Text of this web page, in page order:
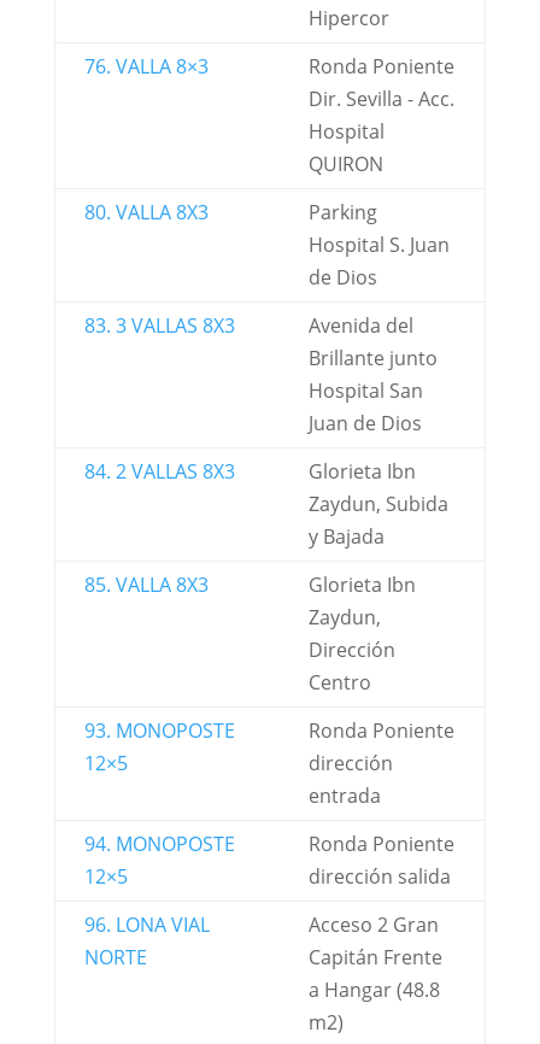
Hipercor
76. VALLA 8×3
Ronda Poniente
Dir. Sevilla - Acc.
Hospital
QUIRON
80. VALLA 8X3
Parking
Hospital S. Juan
de Dios
83. 3 VALLAS 8X3
Avenida del
Brillante junto
Hospital San
Juan de Dios
84. 2 VALLAS 8X3
Glorieta Ibn
Zaydun, Subida
y Bajada
85. VALLA 8X3
Glorieta Ibn
Zaydun,
Dirección
Centro
93. MONOPOSTE
12×5
Ronda Poniente
dirección
entrada
94. MONOPOSTE
12×5
Ronda Poniente
dirección salida
96. LONA VIAL
NORTE
Acceso 2 Gran
Capitán Frente
a Hangar (48.8
m2)